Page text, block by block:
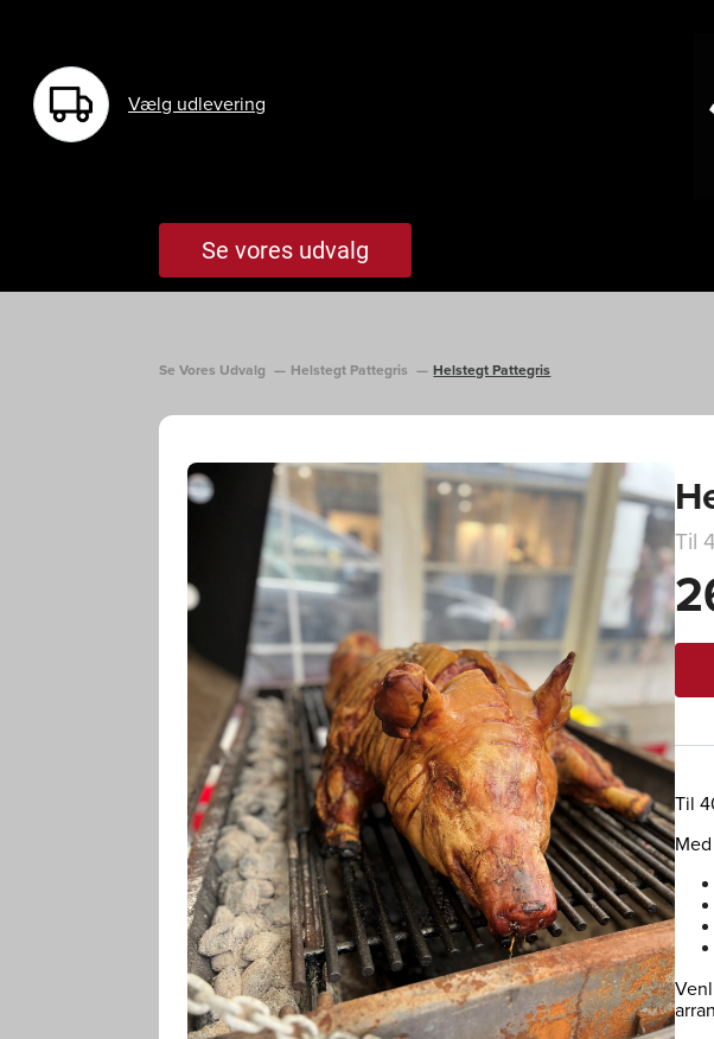
Menu Vælg udlevering
Se vores udvalg
Helstegt Pattegris
Til
Til